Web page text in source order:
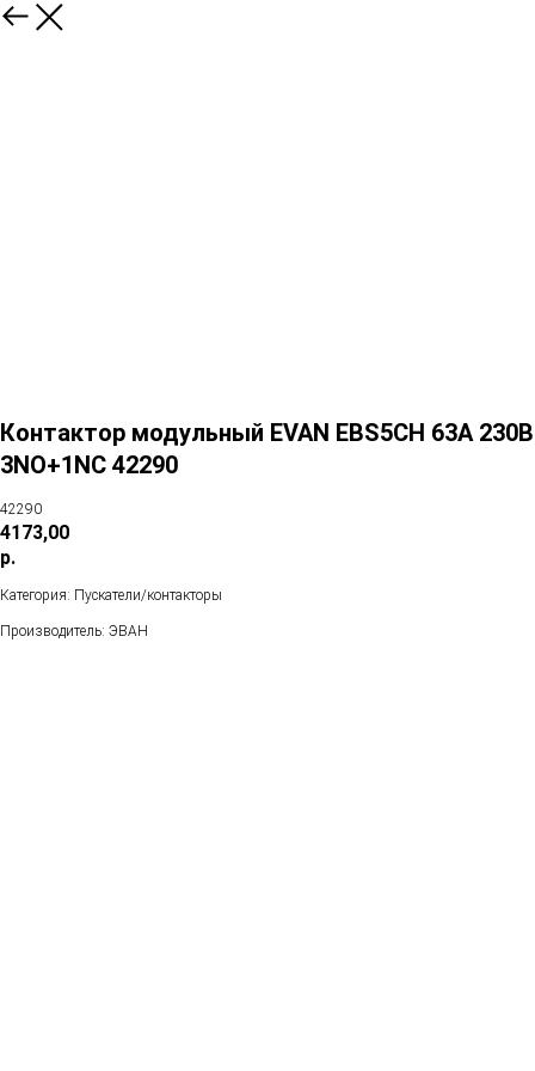
Контактор модульный EVAN EBS5CH 63А 230В
3NO+1NC 42290
42290
4173,00
р.
Категория: Пускатели/контакторы
Производитель: ЭВАН